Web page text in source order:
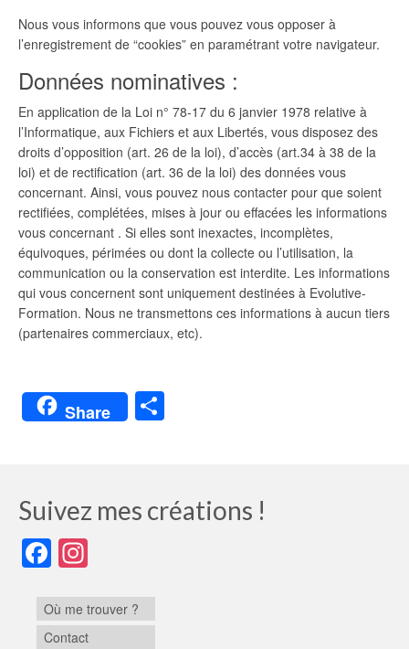
Nous vous informons que vous pouvez vous opposer à
l’enregistrement de “cookies” en paramétrant votre navigateur.
Données nominatives :
En application de la Loi n° 78-17 du 6 janvier 1978 relative à
l’Informatique, aux Fichiers et aux Libertés, vous disposez des
droits d’opposition (art. 26 de la loi), d’accès (art.34 à 38 de la
loi) et de rectification (art. 36 de la loi) des données vous
concernant. Ainsi, vous pouvez nous contacter pour que soient
rectifiées, complétées, mises à jour ou effacées les informations
vous concernant . Si elles sont inexactes, incomplètes,
équivoques, périmées ou dont la collecte ou l’utilisation, la
communication ou la conservation est interdite. Les informations
qui vous concernent sont uniquement destinées à Evolutive-
Formation. Nous ne transmettons ces informations à aucun tiers
(partenaires commerciaux, etc).
Share
Suivez mes créations !
Facebook
Où me trouver ?
Contact